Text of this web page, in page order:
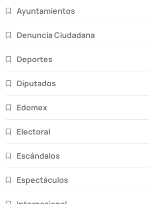
Ayuntamientos
Denuncia Ciudadana
Deportes
Diputados
Edomex
Electoral
Escándalos
Espectáculos